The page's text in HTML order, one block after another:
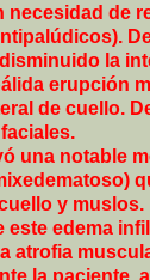
necesidad de
la
erupción
de cuello.
una notable
y muslos.
este edema
atrofia
la paciente,